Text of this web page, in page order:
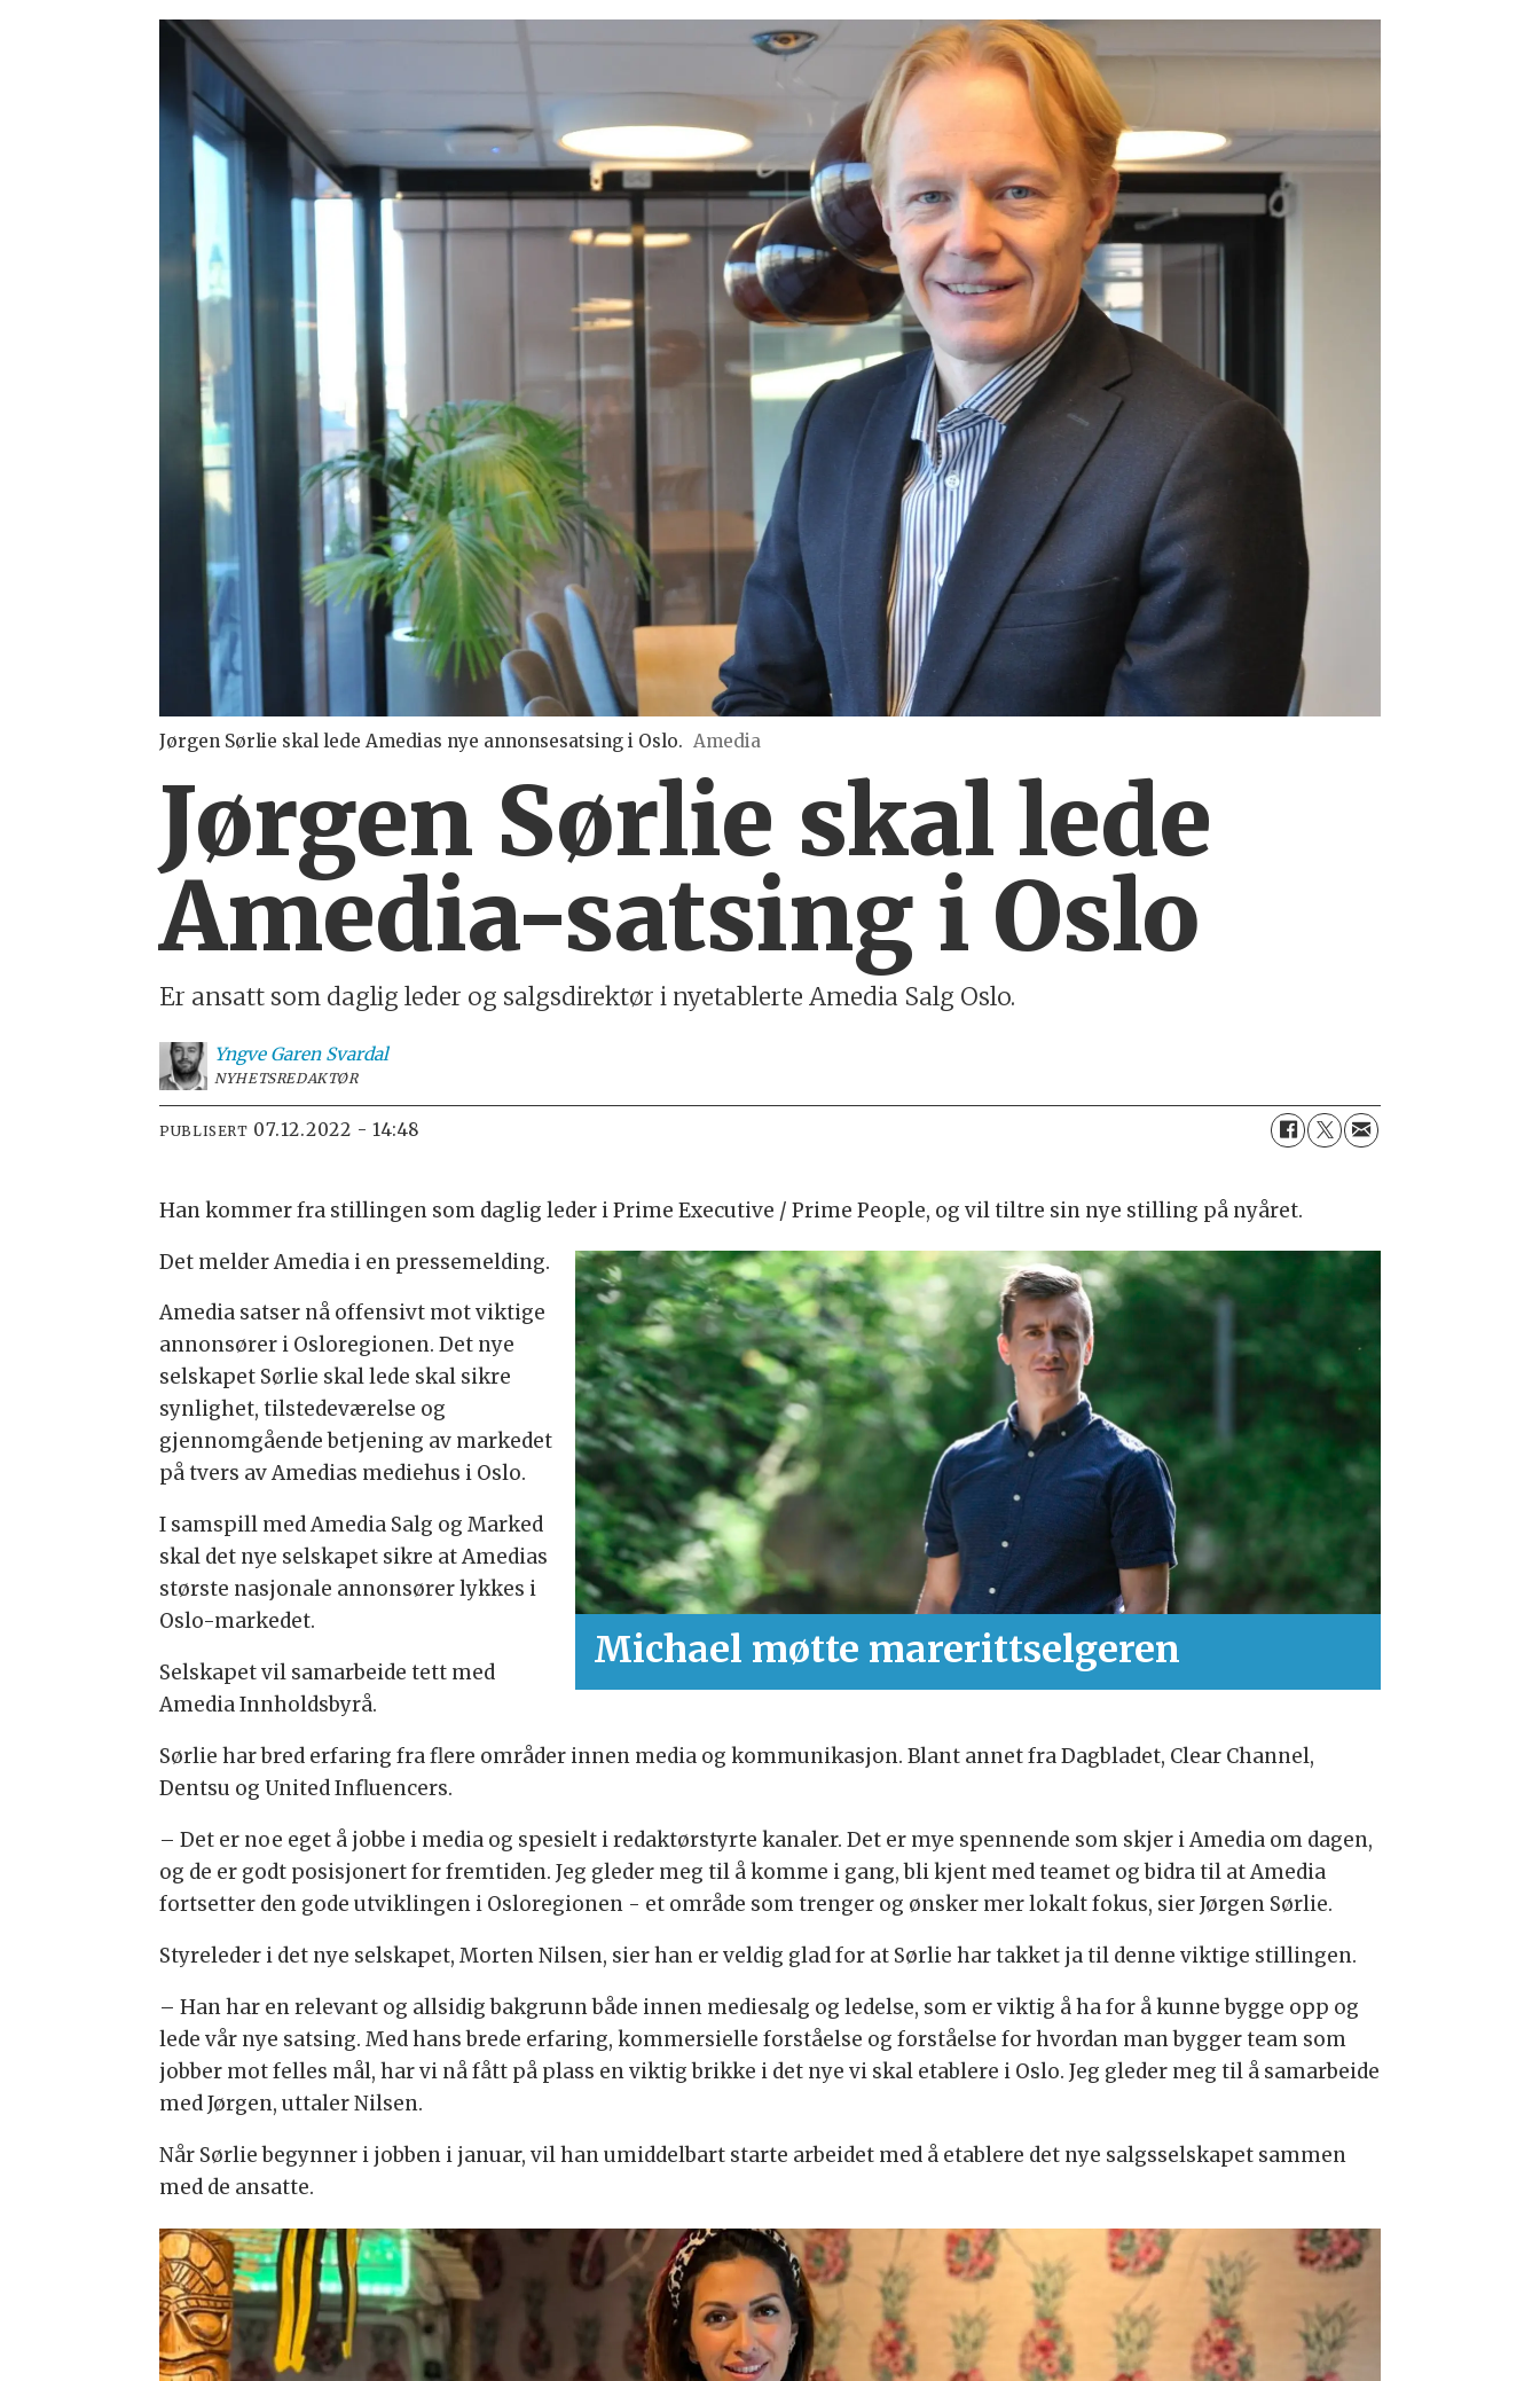
Jørgen Sørlie skal lede Amedias nye annonsesatsing i Oslo. Amedia
Jørgen Sørlie skal lede
Amedia-satsing i Oslo
Er ansatt som daglig leder og salgsdirektør i nyetablerte Amedia Salg Oslo.
Yngve Garen Svardal
NYHETSREDAKTØR
PUBLISERT 07.12.2022 - 14:48
Han kommer fra stillingen som daglig leder i Prime Executive / Prime People, og vil tiltre sin nye stilling på nyåret.
Michael møtte marerittselgeren
Det melder Amedia i en pressemelding.
Amedia satser nå offensivt mot viktige
annonsører i Osloregionen. Det nye
selskapet Sørlie skal lede skal sikre
synlighet, tilstedeværelse og
gjennomgående betjening av markedet
på tvers av Amedias mediehus i Oslo.
I samspill med Amedia Salg og Marked
skal det nye selskapet sikre at Amedias
største nasjonale annonsører lykkes i
Oslo-markedet.
Selskapet vil samarbeide tett med
Amedia Innholdsbyrå.
Sørlie har bred erfaring fra flere områder innen media og kommunikasjon. Blant annet fra Dagbladet, Clear Channel,
Dentsu og United Influencers.
– Det er noe eget å jobbe i media og spesielt i redaktørstyrte kanaler. Det er mye spennende som skjer i Amedia om dagen,
og de er godt posisjonert for fremtiden. Jeg gleder meg til å komme i gang, bli kjent med teamet og bidra til at Amedia
fortsetter den gode utviklingen i Osloregionen - et område som trenger og ønsker mer lokalt fokus, sier Jørgen Sørlie.
Styreleder i det nye selskapet, Morten Nilsen, sier han er veldig glad for at Sørlie har takket ja til denne viktige stillingen.
– Han har en relevant og allsidig bakgrunn både innen mediesalg og ledelse, som er viktig å ha for å kunne bygge opp og
lede vår nye satsing. Med hans brede erfaring, kommersielle forståelse og forståelse for hvordan man bygger team som
jobber mot felles mål, har vi nå fått på plass en viktig brikke i det nye vi skal etablere i Oslo. Jeg gleder meg til å samarbeide
med Jørgen, uttaler Nilsen.
Når Sørlie begynner i jobben i januar, vil han umiddelbart starte arbeidet med å etablere det nye salgsselskapet sammen
med de ansatte.